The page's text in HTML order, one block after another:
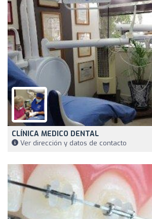
CLÍNICA MEDICO DENTAL
Ver dirección y datos de contacto